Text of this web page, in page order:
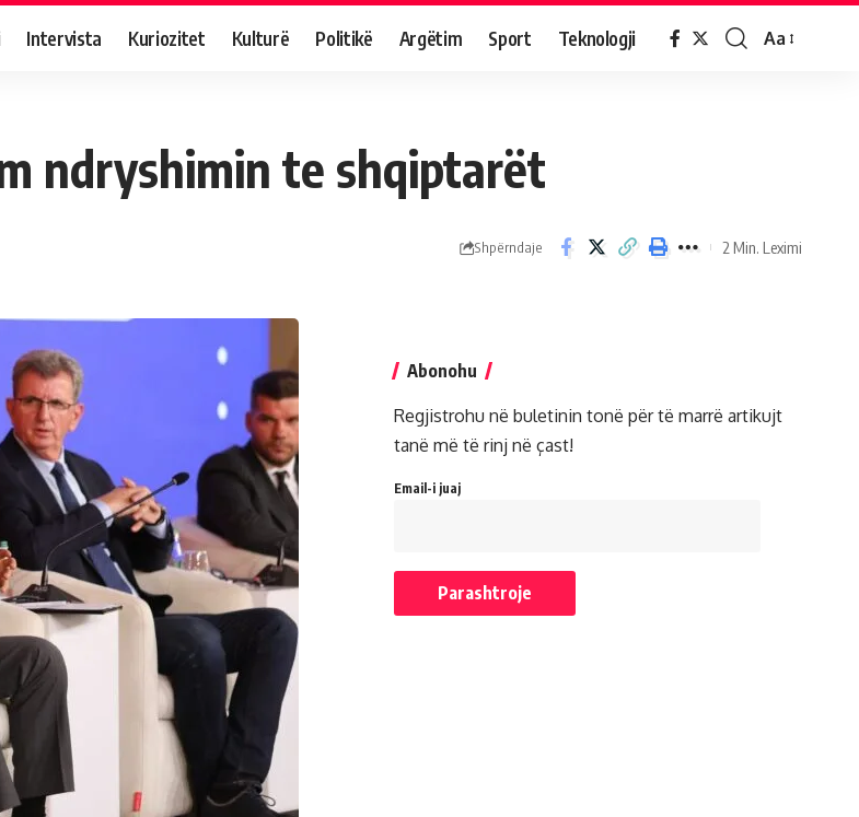
Intervista Kuriozitet Kulturë Politikë Argëtim Sport Teknologji Aa
ndryshimin te shqiptarët
Shpërndaje 2 Min. Leximi
Abonohu
Regjistrohu në buletinin tonë për të marrë artikujt
tanë më të rinj në çast!
Email-i juaj